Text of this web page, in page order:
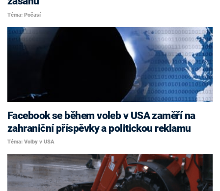
Téma: Počasí
Facebook se během voleb v USA zaměří na
zahraniční příspěvky a politickou reklamu
Téma: Volby v USA